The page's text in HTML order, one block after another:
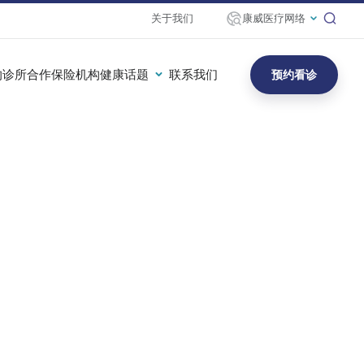
关于我们 康威医疗网络
所合作保险机构健康话题 联系我们 预约看诊